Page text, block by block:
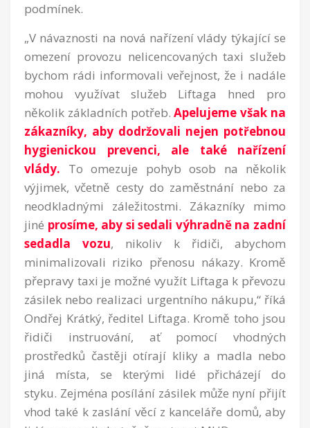
podmínek.
„V návaznosti na nová nařízení vlády týkající se
omezení provozu nelicencovaných taxi služeb
bychom rádi informovali veřejnost, že i nadále
mohou využívat služeb Liftaga hned pro
několik základních potřeb.Apelujeme však na
zákazníky, aby dodržovali nejen potřebnou
hygienickou prevenci, ale také nařízení
vlády. To omezuje pohyb osob na několik
výjimek, včetně cesty do zaměstnání nebo za
neodkladnými záležitostmi. Zákazníky mimo
jiné prosíme, aby si sedali výhradně na zadní
sedadla vozu, nikoliv k řidiči, abychom
minimalizovali riziko přenosu nákazy. Kromě
přepravy taxi je možné využít Liftaga k převozu
zásilek nebo realizaci urgentního nákupu,“říká
Ondřej Krátký, ředitel Liftaga. Kromě toho jsou
řidiči instruování, ať pomocí vhodných
prostředků častěji otírají kliky a madla nebo
jiná místa, se kterými lidé přicházejí do
styku. Zejména posílání zásilek může nyní přijít
vhod také k zaslání věcí z kanceláře domů, aby